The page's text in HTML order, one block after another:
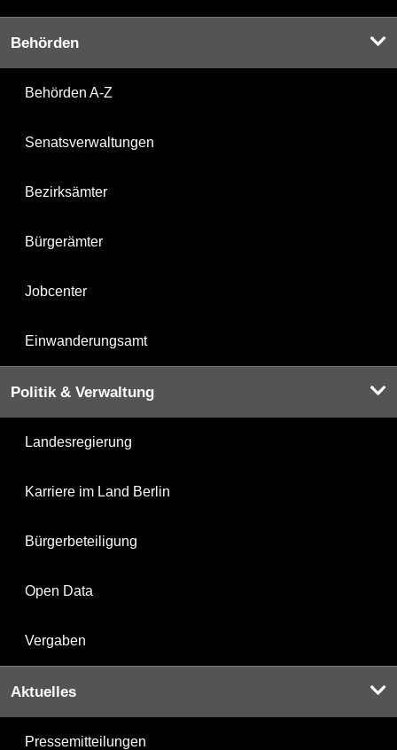
Behörden
Behörden A-Z
Senatsverwaltungen
Bezirksämter
Bürgerämter
Jobcenter
Einwanderungsamt
Politik & Verwaltung
Landesregierung
Karriere im Land Berlin
Bürgerbeteiligung
Open Data
Vergaben
Aktuelles
Pressemitteilungen